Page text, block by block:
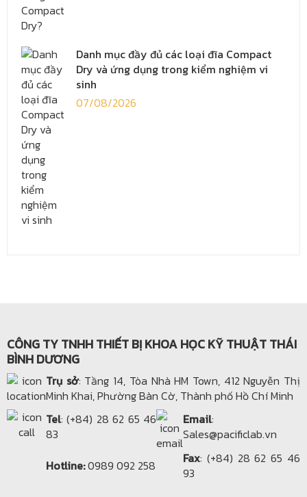
Danh mục đầy đủ các loại đĩa Compact
Dry và ứng dụng trong kiểm nghiệm vi
sinh
07/08/2026
CÔNG TY TNHH THIẾT BỊ KHOA HỌC KỸ THUẬT THÁI
BÌNH DƯƠNG
Trụ sở: Tầng 14, Tòa Nhà HM Town, 412 Nguyễn Thị
Minh Khai, Phường Bàn Cờ, Thành phố Hồ Chí Minh
Tel: (+84) 28 62 65 46
83
Email:
Sales@pacificlab.vn
Hotline:0989 092 258 Fax: (+84) 28 62 65 46
93